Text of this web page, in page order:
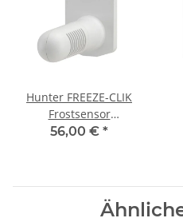
Hunter FREEZE-CLIK
Frostsensor
kabelgebunden
56,00 € *